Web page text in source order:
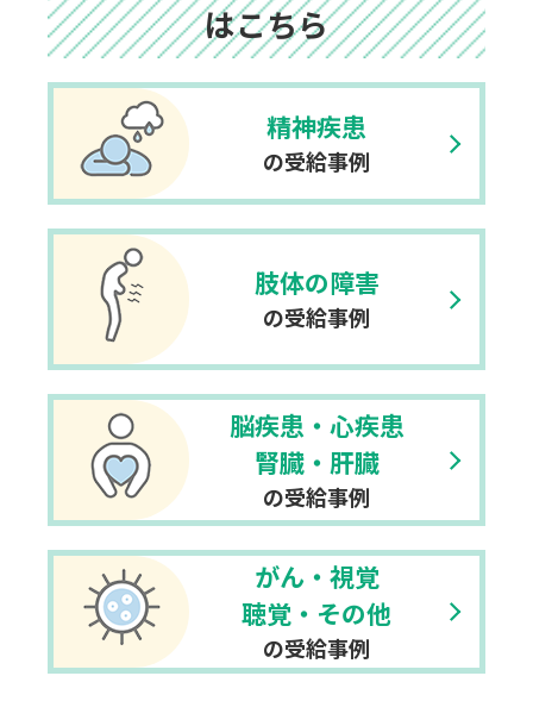
はこちら
精神疾患
の受給事例
肢体の障害
の受給事例
脳疾患・心疾患
腎臓・肝臓
の受給事例
がん・視覚
聴覚・その他
の受給事例